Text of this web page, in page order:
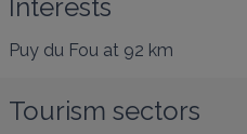
Interests
Puy du Fou at 92 km
Tourism sectors